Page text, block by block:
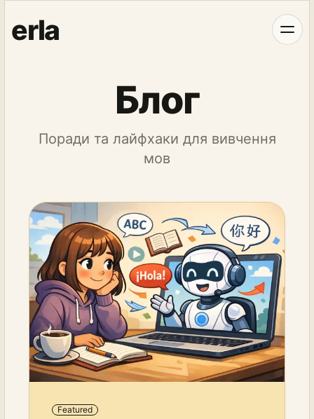
erla
Блог
Поради та лайфхаки для вивчення
мов
Featured